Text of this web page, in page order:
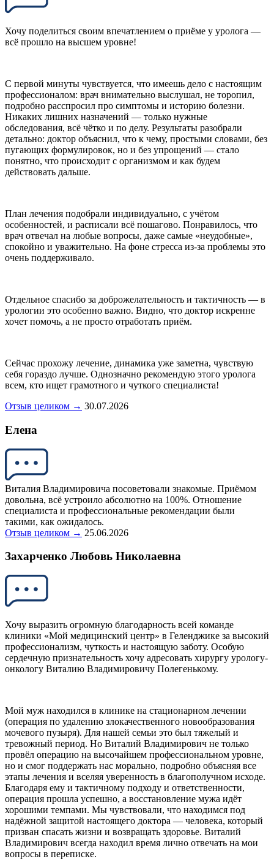
Хочу поделиться своим впечатлением о приёме у уролога —
всё прошло на высшем уровне!
С первой минуты чувствуется, что имеешь дело с настоящим
профессионалом: врач внимательно выслушал, не торопил,
подробно расспросил про симптомы и историю болезни.
Никаких лишних назначений — только нужные
обследования, всё чётко и по делу. Результаты разобрали
детально: доктор объяснил, что к чему, простыми словами, без
пугающих формулировок, но и без упрощений — стало
понятно, что происходит с организмом и как будем
действовать дальше.
План лечения подобрали индивидуально, с учётом
особенностей, и расписали всё пошагово. Понравилось, что
врач отвечал на любые вопросы, даже самые «неудобные»,
спокойно и уважительно. На фоне стресса из‑за проблемы это
очень поддерживало.
Отдельное спасибо за доброжелательность и тактичность — в
урологии это особенно важно. Видно, что доктор искренне
хочет помочь, а не просто отработать приём.
Сейчас прохожу лечение, динамика уже заметна, чувствую
себя гораздо лучше. Однозначно рекомендую этого уролога
всем, кто ищет грамотного и чуткого специалиста!
Отзыв целиком → 30.07.2026
Елена
Виталия Владимировича посоветовали знакомые. Приёмом
довольна, всё устроило абсолютно на 100%. Отношение
специалиста и профессиональные рекомендации были
такими, как ожидалось.
Отзыв целиком → 25.06.2026
Захарченко Любовь Николаевна
Хочу выразить огромную благодарность всей команде
клиники «Мой медицинский центр» в Геленджике за высокий
профессионализм, чуткость и настоящую заботу. Особую
сердечную признательность хочу адресовать хирургу урологу-
онкологу Виталию Владимировичу Полегенькому.
Мой муж находился в клинике на стационарном лечении
(операция по удалению злокачественного новообразования
мочевого пузыря). Для нашей семьи это был тяжелый и
тревожный период. Но Виталий Владимирович не только
провёл операцию на высочайшем профессиональном уровне,
но и смог поддержать нас морально, подробно объясняя все
этапы лечения и вселяя уверенность в благополучном исходе.
Благодаря ему и тактичному подходу и ответственности,
операция прошла успешно, а восстановление мужа идёт
хорошими темпами. Мы чувствовали, что находимся под
надёжной защитой настоящего доктора — человека, который
призван спасать жизни и возвращать здоровье. Виталий
Владимирович всегда находил время лично отвечать на мои
вопросы в переписке.